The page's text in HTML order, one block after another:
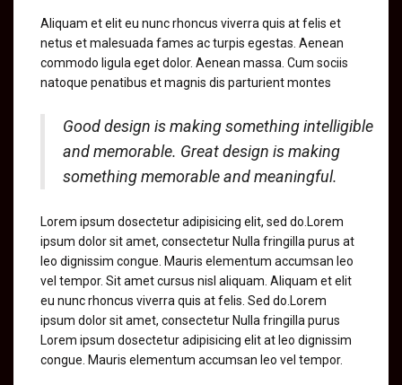
Aliquam et elit eu nunc rhoncus viverra quis at felis et
netus et malesuada fames ac turpis egestas. Aenean
commodo ligula eget dolor. Aenean massa. Cum sociis
natoque penatibus et magnis dis parturient montes
Good design is making something intelligible
and memorable. Great design is making
something memorable and meaningful.
Lorem ipsum dosectetur adipisicing elit, sed do.Lorem
ipsum dolor sit amet, consectetur Nulla fringilla purus at
leo dignissim congue. Mauris elementum accumsan leo
vel tempor. Sit amet cursus nisl aliquam. Aliquam et elit
eu nunc rhoncus viverra quis at felis. Sed do.Lorem
ipsum dolor sit amet, consectetur Nulla fringilla purus
Lorem ipsum dosectetur adipisicing elit at leo dignissim
congue. Mauris elementum accumsan leo vel tempor.